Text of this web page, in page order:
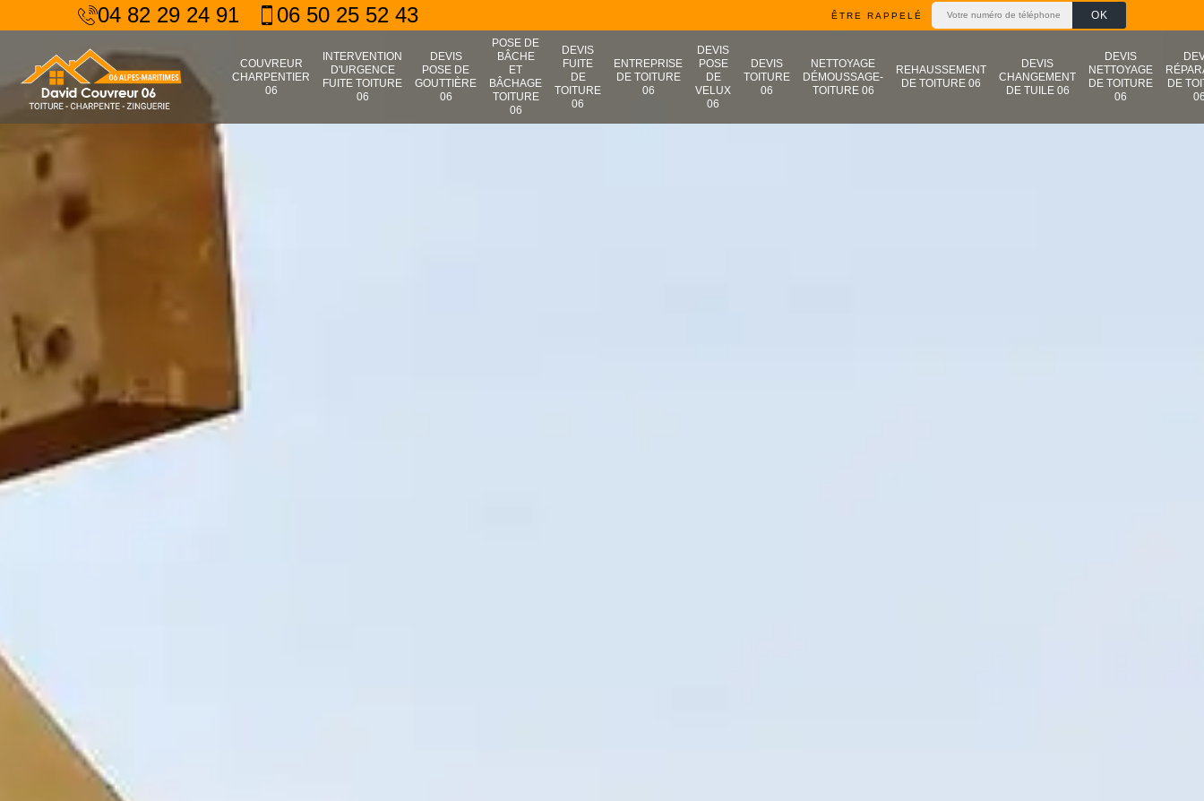
04 82 29 24 91 06 50 25 52 43 ÊTRE RAPPELÉ
COUVREUR
CHARPENTIER
06
INTERVENTION
D'URGENCE
FUITE TOITURE
06
DEVIS
POSE DE
GOUTTIÈRE
06
POSE DE
BÂCHE
ET
BÂCHAGE
TOITURE
06
DEVIS
FUITE
DE
TOITURE
06
ENTREPRISE
DE TOITURE
06
DEVIS
POSE
DE
VELUX
06
DEVIS
TOITURE
06
NETTOYAGE
DÉMOUSSAGE-
TOITURE 06
REHAUSSEMENT
DE TOITURE 06
DEVIS
CHANGEMENT
DE TUILE 06
DEVIS
NETTOYAGE
DE TOITURE
06
DE